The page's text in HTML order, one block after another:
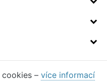
– více informací